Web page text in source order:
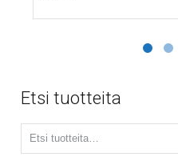
Etsi tuotteita